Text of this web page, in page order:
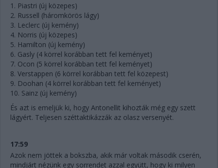
1. Piastri (új közepes)
2. Russell (háromkörös lágy)
3. Leclerc (új kemény)
4. Norris (új közepes)
5. Hamilton (új kemény)
6. Gasly (4 körrel korábban tett fel keményet)
7. Ocon (5 körrel korábban tett fel keményet)
8. Verstappen (6 körrel korábban tett fel közepest)
9. Doohan (4 körrel korábban tett fel keményet)
10. Sainz (új kemény)
És azt is emeljük ki, hogy Antonellit kihozták még egy szett
lágyért. Teljesen széttaktikázzák az olasz versenyét.
17:59
Azok nem jöttek a bokszba, akik már voltak második cserén,
mindjárt nézünk egy sorrendet azzal együtt, hogy ki milyen